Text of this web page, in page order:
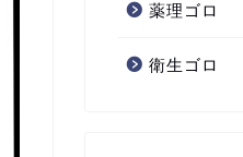
薬理ゴロ
衛生ゴロ